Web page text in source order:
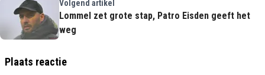
Volgend artikel
Lommel zet grote stap, Patro Eisden geeft het
weg
Plaats reactie